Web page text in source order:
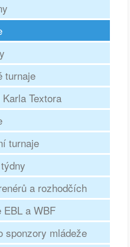
turnaje
Textora
turnaje
a rozhodčích
EBL a WBF
sponzory mládeže